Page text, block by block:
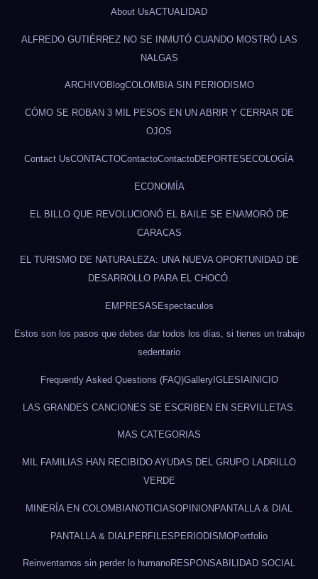
About UsACTUALIDAD
ALFREDO GUTIÉRREZ NO SE INMUTÓ CUANDO MOSTRÓ LAS
NALGAS
ARCHIVOBlogCOLOMBIA SIN PERIODISMO
CÓMO SE ROBAN 3 MIL PESOS EN UN ABRIR Y CERRAR DE
OJOS
Contact UsCONTACTOContactoContactoDEPORTES ECOLOGÍA
ECONOMÍA
EL BILLO QUE REVOLUCIONÓ EL BAILE SE ENAMORÓ DE
CARACAS
EL TURISMO DE NATURALEZA: UNA NUEVA OPORTUNIDAD DE
DESARROLLO PARA EL CHOCÓ.
EMPRESAS Espectaculos
Estos son los pasos que debes dar todos los días, si tienes un trabajo
sedentario
Frequently Asked Questions (FAQ)GalleryIGLESIAINICIO
LAS GRANDES CANCIONES SE ESCRIBEN EN SERVILLETAS.
MAS CATEGORIAS
MIL FAMILIAS HAN RECIBIDO AYUDAS DEL GRUPO LADRILLO
VERDE
MINERÍA EN COLOMBIA NOTICIASOPINION PANTALLA & DIAL
PANTALLA & DIAL PERFILESPERIODISMOPortfolio
Reinventarnos sin perder lo humanoRESPONSABILIDAD SOCIAL